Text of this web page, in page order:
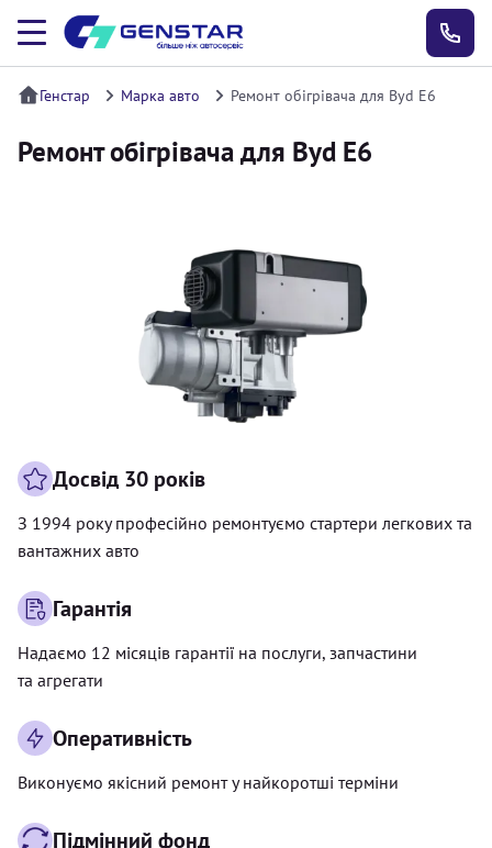
Генстар Марка авто Ремонт обігрівача для Byd E6
Ремонт обігрівача для Byd E6
Досвід 30 років
З 1994 року професійно ремонтуємо стартери легкових та
вантажних авто
Гарантія
Надаємо 12 місяців гарантії на послуги, запчастини
та агрегати
Оперативність
Виконуємо якісний ремонт у найкоротші терміни
Підмінний фонд